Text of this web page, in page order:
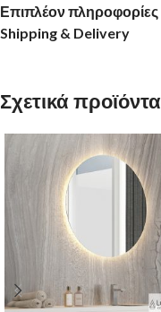
Επιπλέον πληροφορίες
Shipping & Delivery
Σχετικά προϊόντα